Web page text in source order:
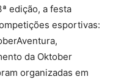
edição, a festa
esportivas:
da Oktober
organizadas em